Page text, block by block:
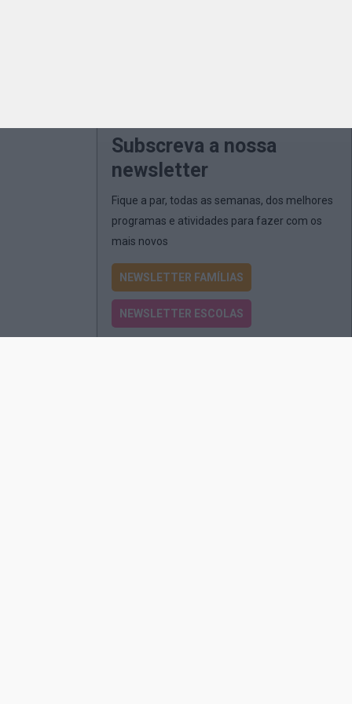
Subscreva a nossa
newsletter
Fique a par, todas as semanas, dos melhores
programas e atividades para fazer com os
mais novos
NEWSLETTER FAMÍLIAS
NEWSLETTER ESCOLAS